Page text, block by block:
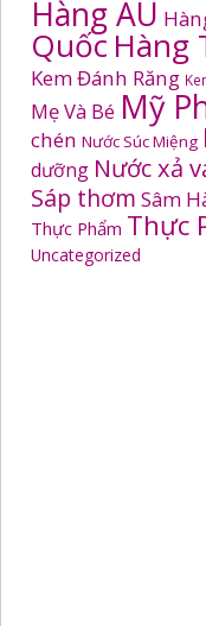
Hàng AU
Quốc Hàng
Kem Đánh Răng
Mẹ Và Bé Mỹ
chén Nước Súc Miệng
dưỡng Nước xả
Sáp thơm Sâm
Thực Phẩm Thực
Uncategorized